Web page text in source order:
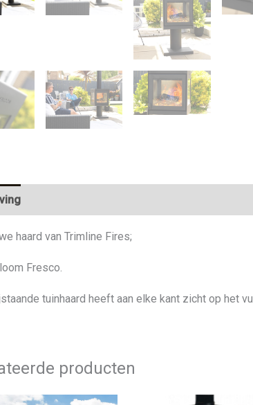
haard van Trimline Fires;
Fresco.
tuinhaard heeft aan elke kant zicht op het
producten